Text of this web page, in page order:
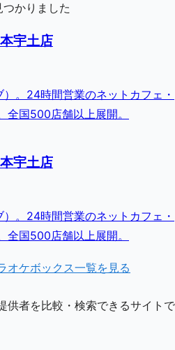
かりました
宇土店
。24時間営業のネットカフェ・
全国500店舗以上展開。
宇土店
。24時間営業のネットカフェ・
全国500店舗以上展開。
オケボックス一覧を見る
供者を比較・検索できるサイトで